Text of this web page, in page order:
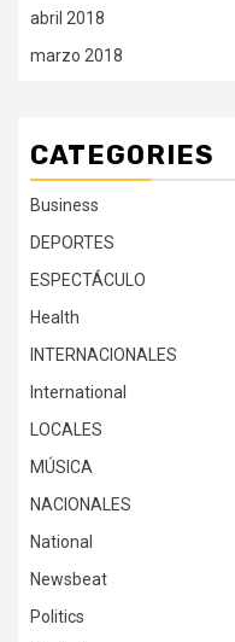
abril 2018
marzo 2018
CATEGORIES
Business
DEPORTES
ESPECTÁCULO
Health
INTERNACIONALES
International
LOCALES
MÚSICA
NACIONALES
National
Newsbeat
Politics